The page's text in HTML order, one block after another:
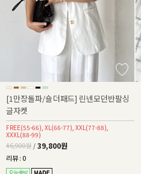
[1만장돌파/숄더패드] 린넨모던반팔싱
글자켓
FREE(55-66), XL(66-77), XXL(77-88),
XXXL(88-99)
46,900원 / 39,800원
리뷰 : 0